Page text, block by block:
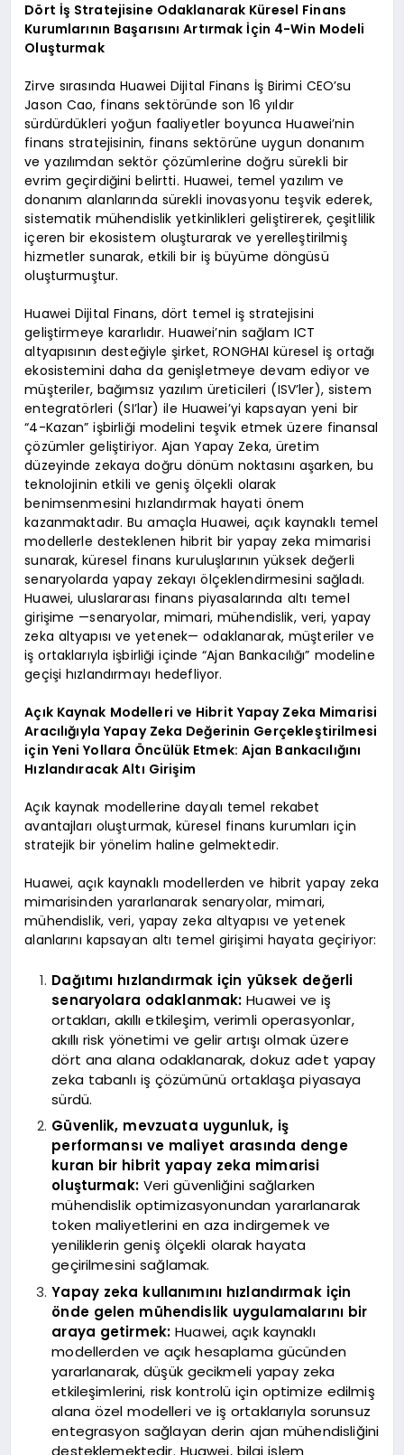
Dört İş Stratejisine Odaklanarak Küresel Finans
Kurumlarının Başarısını Artırmak İçin 4-Win Modeli
Oluşturmak
Zirve sırasında Huawei Dijital Finans İş Birimi CEO’su
Jason Cao, finans sektöründe son 16 yıldır
sürdürdükleri yoğun faaliyetler boyunca Huawei’nin
finans stratejisinin, finans sektörüne uygun donanım
ve yazılımdan sektör çözümlerine doğru sürekli bir
evrim geçirdiğini belirtti. Huawei, temel yazılım ve
donanım alanlarında sürekli inovasyonu teşvik ederek,
sistematik mühendislik yetkinlikleri geliştirerek, çeşitlilik
içeren bir ekosistem oluşturarak ve yerelleştirilmiş
hizmetler sunarak, etkili bir iş büyüme döngüsü
oluşturmuştur.
Huawei Dijital Finans, dört temel iş stratejisini
geliştirmeye kararlıdır. Huawei’nin sağlam ICT
altyapısının desteğiyle şirket, RONGHAI küresel iş ortağı
ekosistemini daha da genişletmeye devam ediyor ve
müşteriler, bağımsız yazılım üreticileri (ISV’ler), sistem
entegratörleri (SI’lar) ile Huawei’yi kapsayan yeni bir
“4-Kazan” işbirliği modelini teşvik etmek üzere finansal
çözümler geliştiriyor. Ajan Yapay Zeka, üretim
düzeyinde zekaya doğru dönüm noktasını aşarken, bu
teknolojinin etkili ve geniş ölçekli olarak
benimsenmesini hızlandırmak hayati önem
kazanmaktadır. Bu amaçla Huawei, açık kaynaklı temel
modellerle desteklenen hibrit bir yapay zeka mimarisi
sunarak, küresel finans kuruluşlarının yüksek değerli
senaryolarda yapay zekayı ölçeklendirmesini sağladı.
Huawei, uluslararası finans piyasalarında altı temel
girişime —senaryolar, mimari, mühendislik, veri, yapay
zeka altyapısı ve yetenek— odaklanarak, müşteriler ve
iş ortaklarıyla işbirliği içinde “Ajan Bankacılığı” modeline
geçişi hızlandırmayı hedefliyor.
Açık Kaynak Modelleri ve Hibrit Yapay Zeka Mimarisi
Aracılığıyla Yapay Zeka Değerinin Gerçekleştirilmesi
için Yeni Yollara Öncülük Etmek: Ajan Bankacılığını
Hızlandıracak Altı Girişim
Açık kaynak modellerine dayalı temel rekabet
avantajları oluşturmak, küresel finans kurumları için
stratejik bir yönelim haline gelmektedir.
Huawei, açık kaynaklı modellerden ve hibrit yapay zeka
mimarisinden yararlanarak senaryolar, mimari,
mühendislik, veri, yapay zeka altyapısı ve yetenek
alanlarını kapsayan altı temel girişimi hayata geçiriyor:
Dağıtımı hızlandırmak için yüksek değerli
senaryolara odaklanmak: Huawei ve iş
ortakları, akıllı etkileşim, verimli operasyonlar,
akıllı risk yönetimi ve gelir artışı olmak üzere
dört ana alana odaklanarak, dokuz adet yapay
zeka tabanlı iş çözümünü ortaklaşa piyasaya
sürdü.
Güvenlik, mevzuata uygunluk, iş
performansı ve maliyet arasında denge
kuran bir hibrit yapay zeka mimarisi
oluşturmak:Veri güvenliğini sağlarken
mühendislik optimizasyonundan yararlanarak
token maliyetlerini en aza indirgemek ve
yeniliklerin geniş ölçekli olarak hayata
geçirilmesini sağlamak.
Yapay zeka kullanımını hızlandırmak için
önde gelen mühendislik uygulamalarını bir
araya getirmek: Huawei, açık kaynaklı
modellerden ve açık hesaplama gücünden
yararlanarak, düşük gecikmeli yapay zeka
etkileşimlerini, risk kontrolü için optimize edilmiş
alana özel modelleri ve iş ortaklarıyla sorunsuz
entegrasyon sağlayan derin ajan mühendisliğini
desteklemektedir. Huawei, bilgi işlem